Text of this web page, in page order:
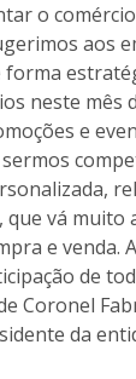
o
aos
forma
neste mês
e
vá muito
e venda.
de
Coronel
da